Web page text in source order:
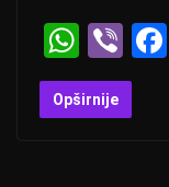
W
h
at
Vi
b
er
Opširnije